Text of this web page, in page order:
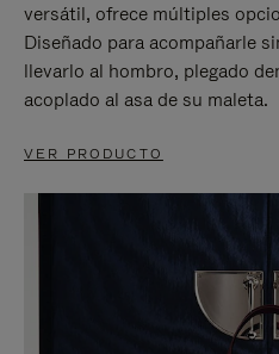
versátil, ofrece múltiples
Diseñado para acompañarle
llevarlo al hombro, plegado
acoplado al asa de su maleta.
VER PRODUCTO